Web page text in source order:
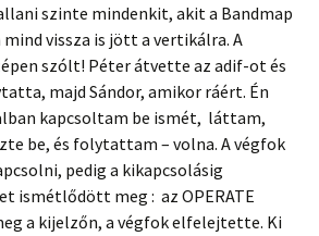
szinte mindenkit, akit a Bandmap
vissza is jött a vertikálra. A
szólt! Péter átvette az adif-ot és
majd Sándor, amikor ráért. Én
kapcsoltam be ismét, láttam,
be, és folytattam – volna. A végfok
pedig a kikapcsolásig
ismétlődött meg : az OPERATE
a kijelzőn, a végfok elfelejtette. Ki